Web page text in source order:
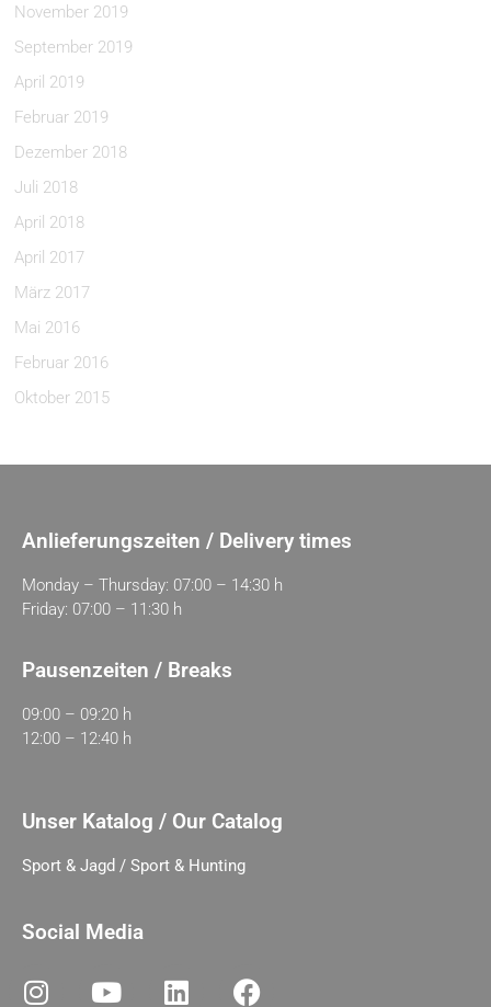
November 2019
September 2019
April 2019
Februar 2019
Dezember 2018
Juli 2018
April 2018
April 2017
März 2017
Mai 2016
Februar 2016
Oktober 2015
Anlieferungszeiten / Delivery times
Monday – Thursday: 07:00 – 14:30 h
Friday: 07:00 – 11:30 h
Pausenzeiten / Breaks
09:00 – 09:20 h
12:00 – 12:40 h
Unser Katalog / Our Catalog
Sport & Jagd / Sport & Hunting
Social Media